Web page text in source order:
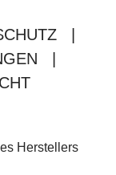
Herstellers